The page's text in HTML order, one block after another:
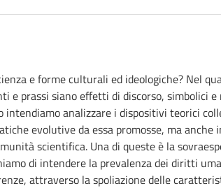
e forme culturali ed ideologiche? Nel
e prassi siano effetti di discorso, simbolici
intendiamo analizzare i dispositivi teorici
evolutive da essa promosse, ma
scientifica. Una di queste è la
di intendere la prevalenza dei diritti
attraverso la spoliazione delle